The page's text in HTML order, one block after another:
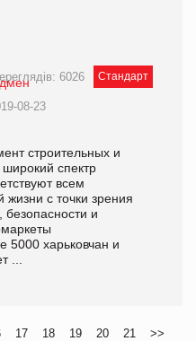
6026 Стандарт
08-23
строительных и
спектр
всем
с точки зрения
и
харьковчан и
...
17 18 19 20 21 >>